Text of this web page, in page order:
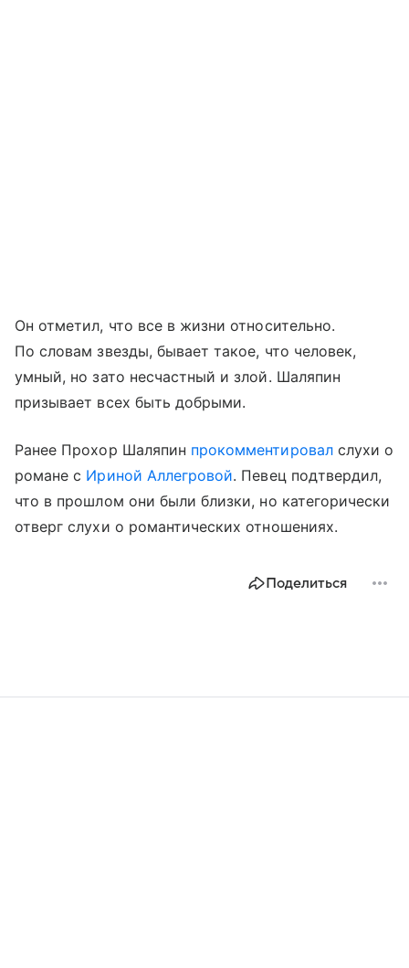
Он отметил, что все в жизни относительно.
По словам звезды, бывает такое, что человек,
умный, но зато несчастный и злой. Шаляпин
призывает всех быть добрыми.
Ранее Прохор Шаляпин прокомментировалслухи о
романе с Ириной Аллегровой. Певец подтвердил,
что в прошлом они были близки, но категорически
отверг слухи о романтических отношениях.
Поделиться